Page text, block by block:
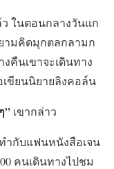
ในตอนกลางวันแก
ามคิดมุกตลกลามก
คืนเขาจะเดินทาง
เขียนนิยายลิงคอล์น
” เขากล่าว
ำกับแฟนหนังสือเจน
คนเดินทางไปชม